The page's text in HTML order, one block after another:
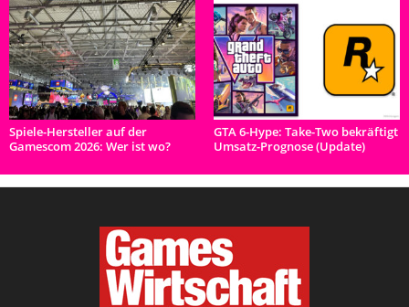
Spiele-Hersteller auf der
Gamescom 2026: Wer ist wo?
GTA 6-Hype: Take-Two bekräftigt
Umsatz-Prognose (Update)